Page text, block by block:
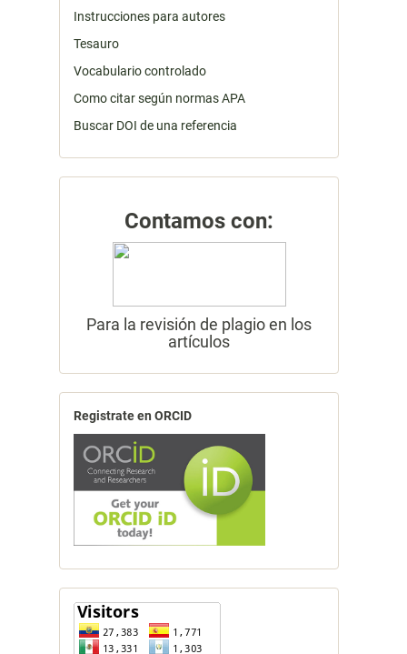
Instrucciones para autores
Tesauro
Vocabulario controlado
Como citar según normas APA
Buscar DOI de una referencia
Contamos con:
Para la revisión de plagio en los
artículos
Registrate en ORCID